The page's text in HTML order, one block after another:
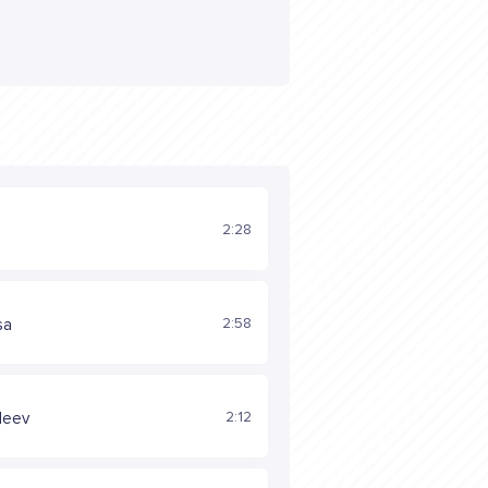
2:28
2:58
2:12